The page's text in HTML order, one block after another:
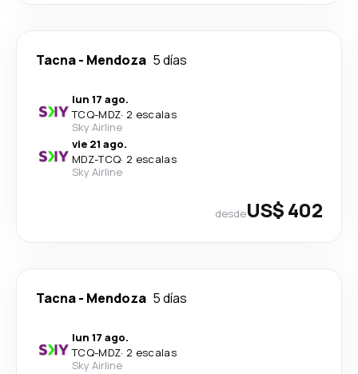
Tacna- Mendoza 5 días
lun 17 ago.
TCQ-MDZ· 2 escalas
Sky Airline
vie 21 ago.
MDZ-TCQ· 2 escalas
Sky Airline
desdeUS$ 402
Tacna- Mendoza 5 días
lun 17 ago.
TCQ-MDZ· 2 escalas
Sky Airline